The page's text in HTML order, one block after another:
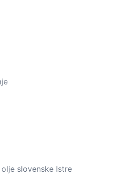
slovenske Istre